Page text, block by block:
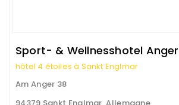
Sport- & Wellnesshotel
hôtel 4 étoiles à Sankt Englmar
Am Anger 38